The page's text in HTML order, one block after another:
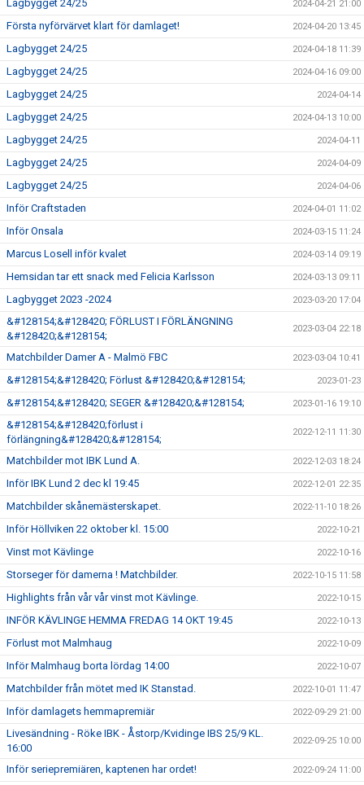
Lagbygget 24/25 2024-04-21 21:00
Första nyförvärvet klart för damlaget! 2024-04-20 13:45
Lagbygget 24/25 2024-04-18 11:39
Lagbygget 24/25 2024-04-16 09:00
Lagbygget 24/25 2024-04-14
Lagbygget 24/25 2024-04-13 10:00
Lagbygget 24/25 2024-04-11
Lagbygget 24/25 2024-04-09
Lagbygget 24/25 2024-04-06
Inför Craftstaden 2024-04-01 11:02
Inför Onsala 2024-03-15 11:24
Marcus Losell inför kvalet 2024-03-14 09:19
Hemsidan tar ett snack med Felicia Karlsson 2024-03-13 09:11
Lagbygget 2023 -2024 2023-03-20 17:04
&#128154;&#128420; FÖRLUST I FÖRLÄNGNING
&#128420;&#128154;
2023-03-04 22:18
Matchbilder Damer A - Malmö FBC 2023-03-04 10:41
&#128154;&#128420; Förlust &#128420;&#128154; 2023-01-23
&#128154;&#128420; SEGER &#128420;&#128154; 2023-01-16 19:10
&#128154;&#128420;förlust i
förlängning&#128420;&#128154;
2022-12-11 11:30
Matchbilder mot IBK Lund A. 2022-12-03 18:24
Inför IBK Lund 2 dec kl 19:45 2022-12-01 22:35
Matchbilder skånemästerskapet. 2022-11-10 18:26
Inför Höllviken 22 oktober kl. 15:00 2022-10-21
Vinst mot Kävlinge 2022-10-16
Storseger för damerna ! Matchbilder. 2022-10-15 11:58
Highlights från vår vår vinst mot Kävlinge. 2022-10-15
INFÖR KÄVLINGE HEMMA FREDAG 14 OKT 19:45 2022-10-13
Förlust mot Malmhaug 2022-10-09
Inför Malmhaug borta lördag 14:00 2022-10-07
Matchbilder från mötet med IK Stanstad. 2022-10-01 11:47
Inför damlagets hemmapremiär 2022-09-29 21:00
Livesändning - Röke IBK - Åstorp/Kvidinge IBS 25/9 KL.
16:00
2022-09-25 10:00
Inför seriepremiären, kaptenen har ordet! 2022-09-24 11:00